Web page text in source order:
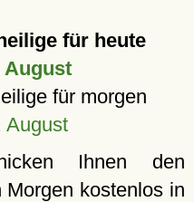
für heute
August
für morgen
August
Ihnen den
Morgen kostenlos in